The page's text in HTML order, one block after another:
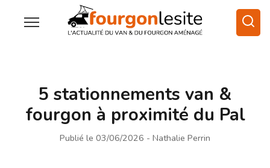
5 stationnements van &
fourgon à proximité du Pal
Publié le 03/06/2026 - Nathalie Perrin